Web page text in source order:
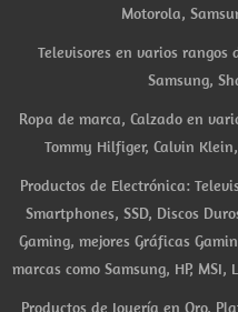
Motorola,
Televisores en varios rangos
Samsung,
Ropa de marca, Calzado en
Tommy Hilfiger, Calvin
Productos de Electrónica:
Smartphones, SSD, Discos
Gaming, mejores Gráficas
marcas como Samsung, HP,
Productos de Joyería en Oro,